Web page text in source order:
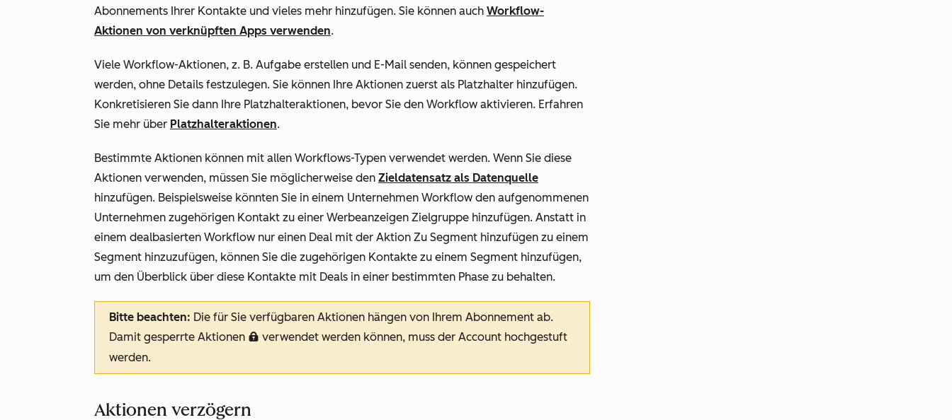
Abonnements Ihrer Kontakte und vieles mehr hinzufügen. Sie können auch Workflow-
Aktionen von verknüpften Apps verwenden.
Viele Workflow-Aktionen, z. B. Aufgabe erstellen und E-Mail senden, können gespeichert
werden, ohne Details festzulegen. Sie können Ihre Aktionen zuerst als Platzhalter hinzufügen.
Konkretisieren Sie dann Ihre Platzhalteraktionen, bevor Sie den Workflow aktivieren. Erfahren
Sie mehr über Platzhalteraktionen.
Bestimmte Aktionen können mit allen Workflows-Typen verwendet werden. Wenn Sie diese
Aktionen verwenden, müssen Sie möglicherweise den Zieldatensatz als Datenquelle
hinzufügen. Beispielsweise könnten Sie in einem Unternehmen Workflow den aufgenommenen
Unternehmen zugehörigen Kontakt zu einer Werbeanzeigen Zielgruppe hinzufügen. Anstatt in
einem dealbasierten Workflow nur einen Deal mit der Aktion Zu Segment hinzufügen zu einem
Segment hinzuzufügen, können Sie die zugehörigen Kontakte zu einem Segment hinzufügen,
um den Überblick über diese Kontakte mit Deals in einer bestimmten Phase zu behalten.
Bitte beachten: Die für Sie verfügbaren Aktionen hängen von Ihrem Abonnement ab.
Damit gesperrte Aktionen locked verwendet werden können, muss der Account hochgestuft
werden.
Aktionen verzögern